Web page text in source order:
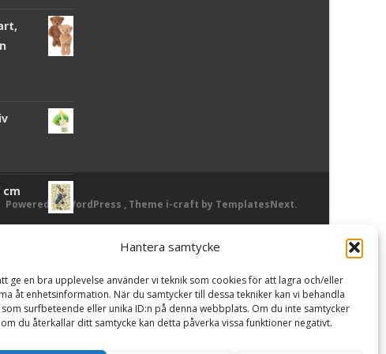
Hantera samtycke
ge en bra upplevelse använder vi teknik som cookies för att lagra och/eller
åt enhetsinformation. När du samtycker till dessa tekniker kan vi behandla
surfbeteende eller unika ID:n på denna webbplats. Om du inte samtycker
du återkallar ditt samtycke kan detta påverka vissa funktioner negativt.
cm
bor
Powered by WordPress , Theme i-craft by TemplatesNext.